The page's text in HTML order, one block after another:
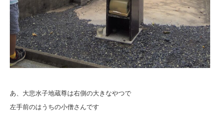
あ、大悲水子地蔵尊は右側の大きなやつで
左手前のはうちの小僧さんです